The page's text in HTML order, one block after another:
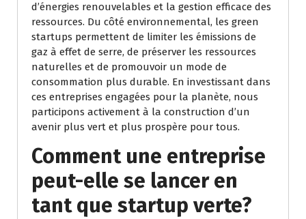
d’énergies renouvelables et la gestion efficace des
ressources. Du côté environnemental, les green
startups permettent de limiter les émissions de
gaz à effet de serre, de préserver les ressources
naturelles et de promouvoir un mode de
consommation plus durable. En investissant dans
ces entreprises engagées pour la planète, nous
participons activement à la construction d’un
avenir plus vert et plus prospère pour tous.
Comment une entreprise
peut-elle se lancer en
tant que startup verte?